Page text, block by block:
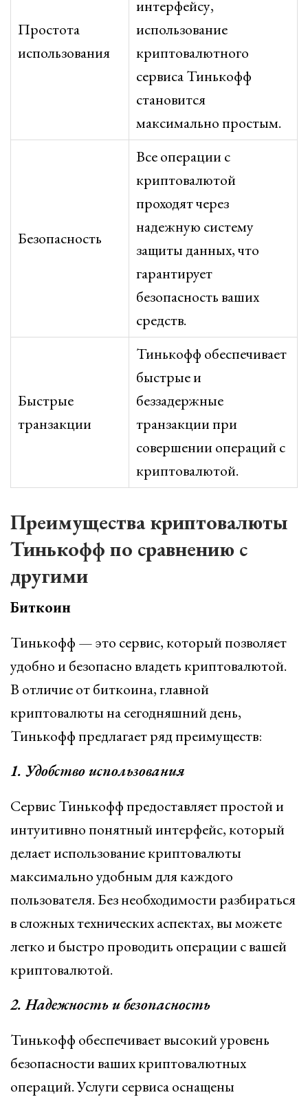
Простота
использования
интерфейсу,
использование
криптовалютного
сервиса Тинькофф
становится
максимально простым.
Безопасность
Все операции с
криптовалютой
проходят через
надежную систему
защиты данных, что
гарантирует
безопасность ваших
средств.
Быстрые
транзакции
Тинькофф обеспечивает
быстрые и
беззадержные
транзакции при
совершении операций с
криптовалютой.
Преимущества криптовалюты
Тинькофф по сравнению с
другими
Биткоин
Тинькофф — это сервис, который позволяет
удобно и безопасно владеть криптовалютой.
В отличие от биткоина, главной
криптовалюты на сегодняшний день,
Тинькофф предлагает ряд преимуществ:
1. Удобство использования
Сервис Тинькофф предоставляет простой и
интуитивно понятный интерфейс, который
делает использование криптовалюты
максимально удобным для каждого
пользователя. Без необходимости разбираться
в сложных технических аспектах, вы можете
легко и быстро проводить операции с вашей
криптовалютой.
2. Надежность и безопасность
Тинькофф обеспечивает высокий уровень
безопасности ваших криптовалютных
операций. Услуги сервиса оснащены